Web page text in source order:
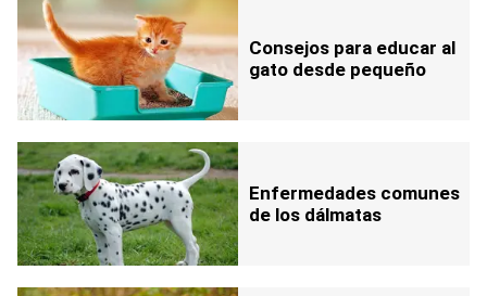
Consejos para educar al
gato desde pequeño
Enfermedades comunes
de los dálmatas